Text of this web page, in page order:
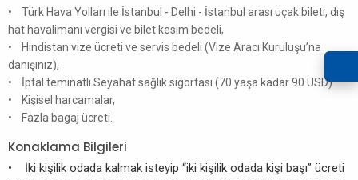
• Türk Hava Yolları ile İstanbul - Delhi - İstanbul arası uçak bileti, dış
hat havalimanı vergisi ve bilet kesim bedeli,
• Hindistan vize ücreti ve servis bedeli (Vize Aracı Kuruluşu’na
danışınız),
• İptal teminatlı Seyahat sağlık sigortası (70 yaşa kadar 90 USD)
• Kişisel harcamalar,
• Fazla bagaj ücreti.
Konaklama Bilgileri
• İki kişilik odada kalmak isteyip “iki kişilik odada kişi başı” ücreti